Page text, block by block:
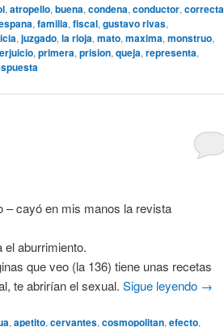
, atropello, buena, condena, conductor, correcta
, familia, fiscal, gustavo rivas,
, juzgado, la rioja, mato, maxima, monstruo,
, primera, prision, queja, representa,
– cayó en mis manos la revista
el aburrimiento.
que veo (la 136) tiene unas recetas
te abrirían el sexual. Sigue leyendo →
, apetito, cervantes, cosmopolitan, efecto,